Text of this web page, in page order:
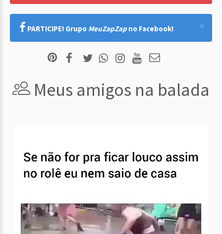
×
PARTICIPE! Grupo MeuZapZap no Facebook!
Meus amigos na balada